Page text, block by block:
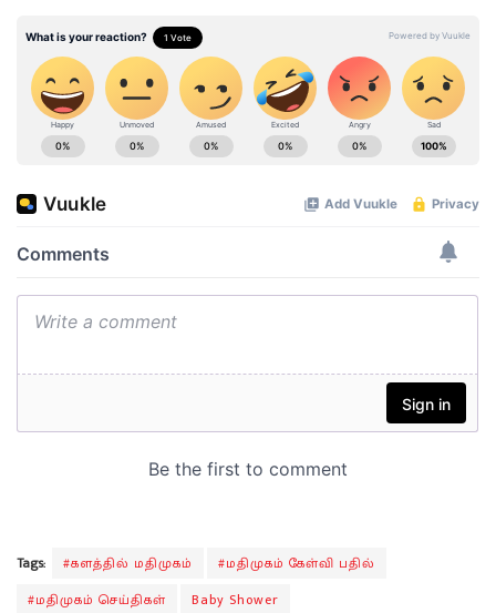
Tags: #களத்தில் மதிமுகம்
#மதிமுகம் கேள்வி பதில்
#மதிமுகம் செய்திகள்
Baby Shower